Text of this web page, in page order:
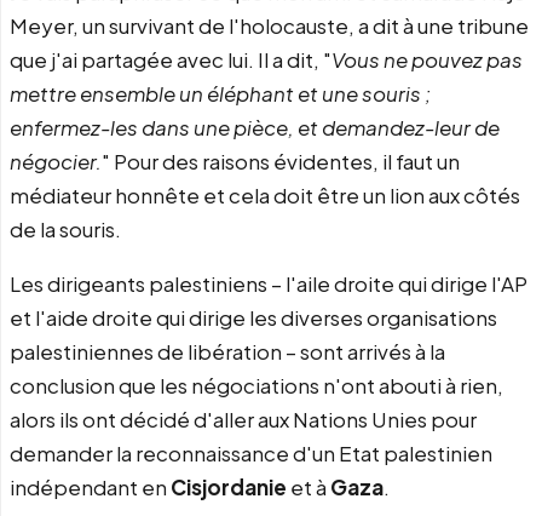
Meyer, un survivant de l'holocauste, a dit à une tribune
que j'ai partagée avec lui. Il a dit, "Vous ne pouvez pas
mettre ensemble un éléphant et une souris ;
enfermez-les dans une pièce, et demandez-leur de
négocier." Pour des raisons évidentes, il faut un
médiateur honnête et cela doit être un lion aux côtés
de la souris.
Les dirigeants palestiniens – l'aile droite qui dirige l'AP
et l'aide droite qui dirige les diverses organisations
palestiniennes de libération – sont arrivés à la
conclusion que les négociations n'ont abouti à rien,
alors ils ont décidé d'aller aux Nations Unies pour
demander la reconnaissance d'un Etat palestinien
indépendant en Cisjordanie et à Gaza.